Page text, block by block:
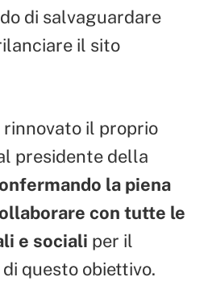
di salvaguardare
il sito
rinnovato il proprio
presidente della
la piena
con tutte le
e sociali per il
questo obiettivo.